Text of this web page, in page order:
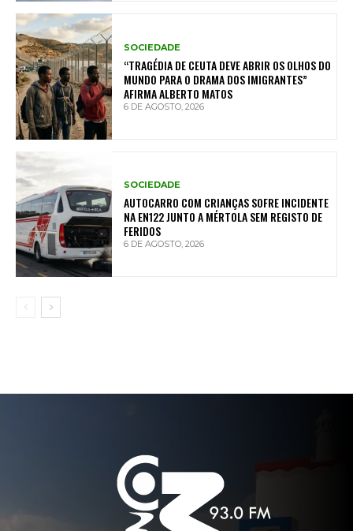
SOCIEDADE
“TRAGÉDIA DE CEUTA DEVE ABRIR OS OLHOS DO
MUNDO PARA O DRAMA DOS IMIGRANTES”
AFIRMA ALBERTO MATOS
6 DE AGOSTO, 2026
SOCIEDADE
AUTOCARRO COM CRIANÇAS SOFRE INCIDENTE
NA EN122 JUNTO A MÉRTOLA SEM REGISTO DE
FERIDOS
6 DE AGOSTO, 2026